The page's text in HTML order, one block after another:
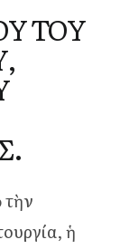
ΤΟΥ
τὴν
ἡ